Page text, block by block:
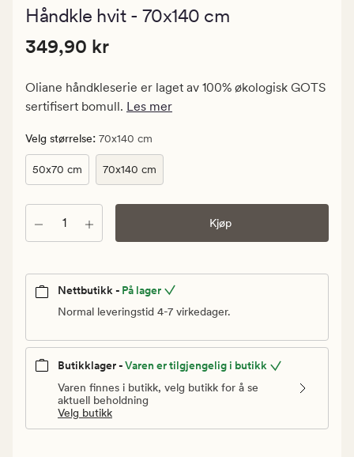
Håndkle hvit - 70x140 cm
Pris
349,90
Vanlig
349,90
kr
Pris 349,90 kr
349,90 kr
Oliane håndkleserie er laget av 100% økologisk GOTS
sertifisert bomull. Les mer
Velg størrelse: 70x140 cm
50x70 cm 70x140 cm
Antall Kjøp
Nettbutikk - På lager
Normal leveringstid 4-7 virkedager.
Butikklager -Varen er tilgjengelig i butikk
Varen finnes i butikk, velg butikk for å se
aktuell beholdning
Velg butikk